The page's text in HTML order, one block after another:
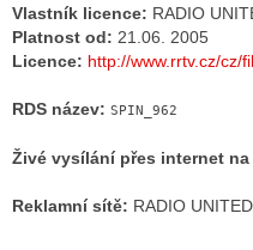
TISK
Vlastník licence: RADIO
Platnost od: 21.06. 2005
Licence: http://www.rrtv.cz/cz/
RDS název: SPIN_962
Živé vysílání přes internet na
Reklamní sítě: RADIO